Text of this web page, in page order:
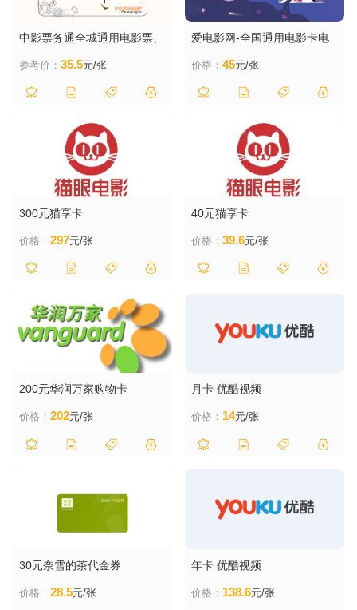
中影票务通全城通用电影票、
参考价： 35.5元/张
爱电影网-全国通用电影卡电
价格：45元/张
300元猫享卡
价格： 297元/张
40元猫享卡
价格：39.6元/张
200元华润万家购物卡
价格： 202元/张
月卡 优酷视频
价格： 14元/张
30元奈雪的茶代金券
价格： 28.5元/张
年卡 优酷视频
价格： 138.6元/张